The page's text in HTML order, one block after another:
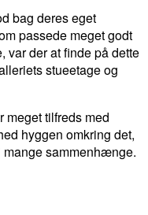
bag deres eget
passede meget godt
der at finde på dette
stueetage og
meget tilfreds med
hyggen omkring det,
mange sammenhænge.